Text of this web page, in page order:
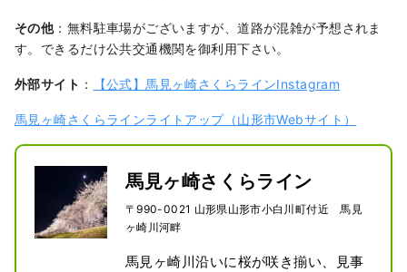
その他：無料駐車場がございますが、道路が混雑が予想されま
す。できるだけ公共交通機関を御利用下さい。
外部サイト ： 【公式】馬見ヶ崎さくらラインInstagram
馬見ヶ崎さくらラインライトアップ（山形市Webサイト）
馬見ヶ崎さくらライン
〒990-0021 山形県山形市小白川町付近 馬見
ヶ崎川河畔
馬見ヶ崎川沿いに桜が咲き揃い、見事